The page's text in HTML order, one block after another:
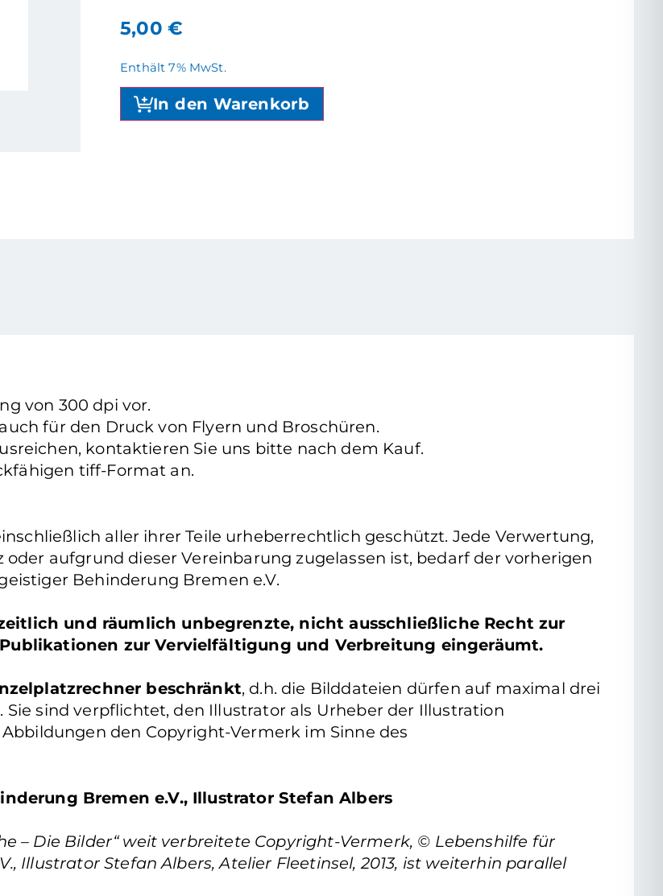
5,00 €
Enthält 7% MwSt.
In den Warenkorb
von 300 dpi vor.
für den Druck von Flyern und Broschüren.
kontaktieren Sie uns bitte nach dem Kauf.
tiff-Format an.
aller ihrer Teile urheberrechtlich geschützt. Jede Verwertung,
aufgrund dieser Vereinbarung zugelassen ist, bedarf der vorherigen
Behinderung Bremen e.V.
und räumlich unbegrenzte, nicht ausschließliche Recht zur
zur Vervielfältigung und Verbreitung eingeräumt.
beschränkt, d.h. die Bilddateien dürfen auf maximal drei
sind verpflichtet, den Illustrator als Urheber der Illustration
den Copyright-Vermerk im Sinne des
Bremen e.V., Illustrator Stefan Albers
– Die Bilder“ weit verbreitete Copyright-Vermerk, © Lebenshilfe für
Illustrator Stefan Albers, Atelier Fleetinsel, 2013, ist weiterhin parallel